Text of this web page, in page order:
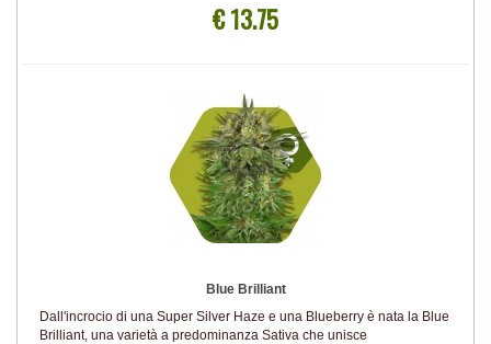
€ 13.75
Blue Brilliant
Dall'incrocio di una Super Silver Haze e una Blueberry è nata la Blue
Brilliant, una varietà a predominanza Sativa che unisce